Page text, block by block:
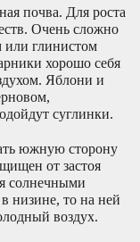
почва. Для роста
Очень сложно
или глинистом
хорошо себя
Яблони и
суглинки.
южную сторону
от застоя
солнечными
низине, то на ней
воздух.